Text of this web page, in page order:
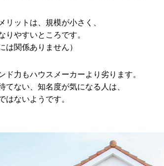
ットは、規模が小さく、
やすいところです。
関係ありません）
力もハウスメーカーより劣ります。
ない、知名度が気になる人は、
ないようです。